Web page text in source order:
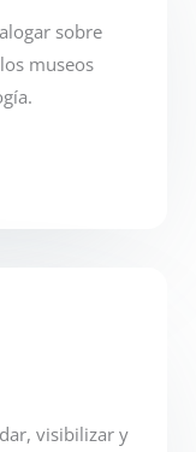
sobre
museos
visibilizar y